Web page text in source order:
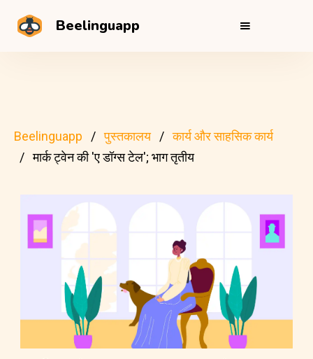
Beelinguapp
Beelinguapp पुस्तकालय
कार्य और साहसिक कार्य
मार्क ट्वेन की 'ए डॉग्स टेल'; भाग तृतीय